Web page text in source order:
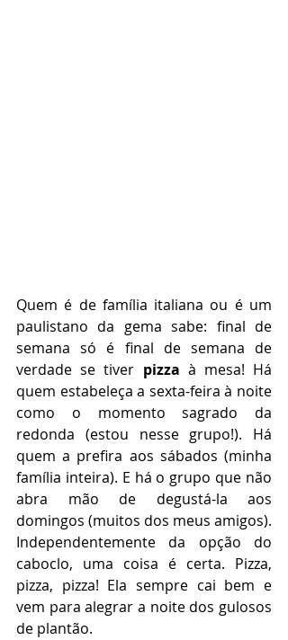
Quem é de família italiana ou é um
paulistano da gema sabe: final de
semana só é final de semana de
verdade se tiver pizza à mesa! Há
quem estabeleça a sexta-feira à noite
como o momento sagrado da
redonda (estou nesse grupo!). Há
quem a prefira aos sábados (minha
família inteira). E há o grupo que não
abra mão de degustá-la aos
domingos (muitos dos meus amigos).
Independentemente da opção do
caboclo, uma coisa é certa. Pizza,
pizza, pizza! Ela sempre cai bem e
vem para alegrar a noite dos gulosos
de plantão.